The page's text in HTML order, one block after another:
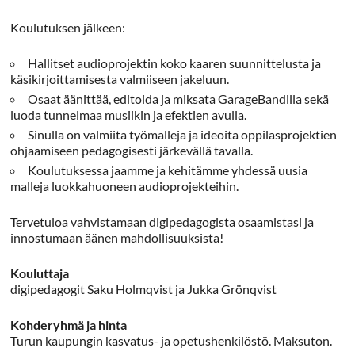
Koulutuksen jälkeen:
Hallitset audioprojektin koko kaaren suunnittelusta ja
käsikirjoittamisesta valmiiseen jakeluun.
Osaat äänittää, editoida ja miksata GarageBandilla sekä
luoda tunnelmaa musiikin ja efektien avulla.
Sinulla on valmiita työmalleja ja ideoita oppilasprojektien
ohjaamiseen pedagogisesti järkevällä tavalla.
Koulutuksessa jaamme ja kehitämme yhdessä uusia
malleja luokkahuoneen audioprojekteihin.
Tervetuloa vahvistamaan digipedagogista osaamistasi ja
innostumaan äänen mahdollisuuksista!
Kouluttaja
digipedagogit Saku Holmqvist ja Jukka Grönqvist
Kohderyhmä ja hinta
Turun kaupungin kasvatus- ja opetushenkilöstö. Maksuton.